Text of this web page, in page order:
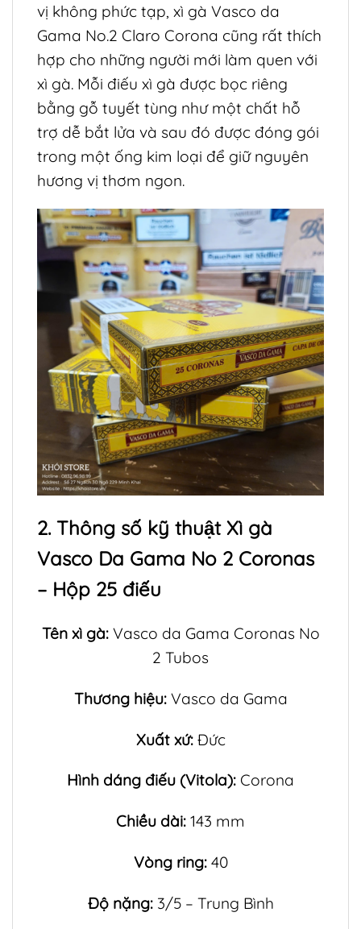
vị không phức tạp, xì gà Vasco da
Gama No.2 Claro Corona cũng rất thích
hợp cho những người mới làm quen với
xì gà. Mỗi điếu xì gà được bọc riêng
bằng gỗ tuyết tùng như một chất hỗ
trợ dễ bắt lửa và sau đó được đóng gói
trong một ống kim loại để giữ nguyên
hương vị thơm ngon.
2. Thông số kỹ thuật Xì gà
Vasco Da Gama No 2 Coronas
– Hộp 25 điếu
Tên xì gà:Vasco da Gama Coronas No
2 Tubos
Thương hiệu:Vasco da Gama
Xuất xứ:Đức
Hình dáng điếu (Vitola): Corona
Chiều dài: 143 mm
Vòng ring:40
Độ nặng:3/5 – Trung Bình